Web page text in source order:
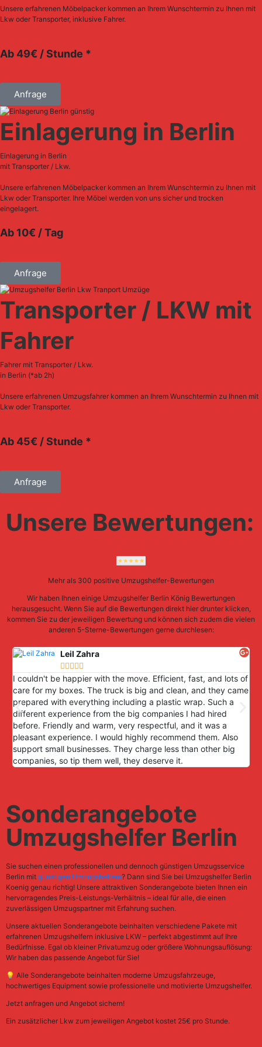
Unsere erfahrenen Möbelpacker kommen an Ihrem Wunschtermin zu Ihnen mit
Lkw oder Transporter, inklusive Fahrer.
Ab 49€ / Stunde *
Anfrage
Einlagerung in Berlin
Einlagerung in Berlin
mit Transporter / Lkw.
Unsere erfahrenen Möbelpacker kommen an Ihrem Wunschtermin zu Ihnen mit
Lkw oder Transporter. Ihre Möbel werden von uns sicher und trocken
eingelagert.
Ab 10€ / Tag
Anfrage
Transporter / LKW mit
Fahrer
Fahrer mit Transporter / Lkw.
in Berlin (*ab 2h)
Unsere erfahrenen Umzugsfahrer kommen an Ihrem Wunschtermin zu Ihnen mit
Lkw oder Transporter.
Ab 45€ / Stunde *
Anfrage
Unsere Bewertungen:
Mehr als 300 positive Umzugshelfer-Bewertungen
Wir haben Ihnen einige Umzugshelfer Berlin König Bewertungen
herausgesucht. Wenn Sie auf die Bewertungen direkt hier drunter klicken,
kommen Sie zu der jeweiligen Bewertung und können sich zudem die vielen
anderen 5-Sterne-Bewertungen gerne durchlesen:
Leil Zahra
    
I couldn't be happier with the move. Efficient, fast, and lots of
care for my boxes. The truck is big and clean, and they came
prepared with everything including a plastic wrap. Such a
different experience from the big companies I had hired
before. Friendly and warm, very respectful, and it was a
pleasant experience. I would highly recommend them. Also
support small businesses. They charge less than other big
companies, so tip them well, they deserve it.
Sonderangebote
Umzugshelfer Berlin
Sie suchen einen professionellen und dennoch günstigen Umzugsservice
Berlin mit günstigen Umzugshelfern? Dann sind Sie bei Umzugshelfer Berlin
Koenig genau richtig! Unsere attraktiven Sonderangebote bieten Ihnen ein
hervorragendes Preis-Leistungs-Verhältnis – ideal für alle, die einen
zuverlässigen Umzugspartner mit Erfahrung suchen.
Unsere aktuellen Sonderangebote beinhalten verschiedene Pakete mit
erfahrenen Umzugshelfern inklusive LKW – perfekt abgestimmt auf Ihre
Bedürfnisse. Egal ob kleiner Privatumzug oder größere Wohnungsauflösung:
Wir haben das passende Angebot für Sie!
💡 Alle Sonderangebote beinhalten moderne Umzugsfahrzeuge,
hochwertiges Equipment sowie professionelle und motivierte Umzugshelfer.
Jetzt anfragen und Angebot sichern!
Ein zusätzlicher Lkw zum jeweiligen Angebot kostet 25€ pro Stunde.